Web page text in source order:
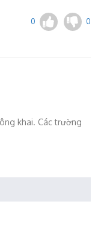
0 0
khai. Các trường